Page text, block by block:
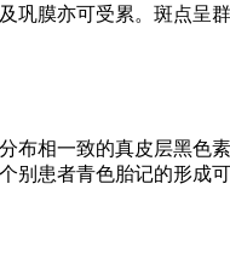
巩膜亦可受累。斑点呈
布相一致的真皮层黑色
别患者青色胎记的形成